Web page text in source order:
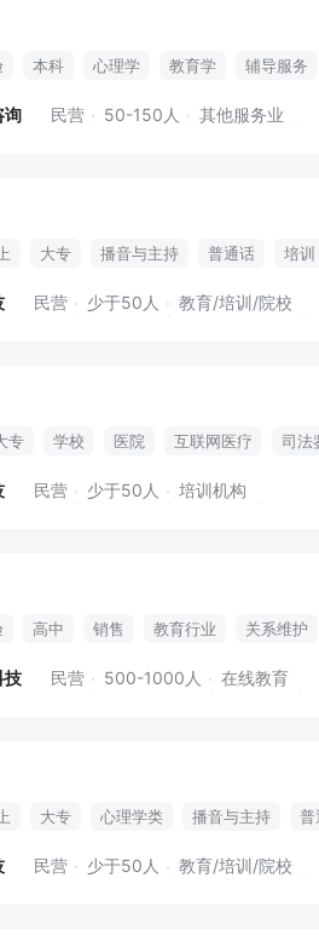
本科 心理学 教育学
辅导服务
询 民营 50-150人 其他服务业
大专 播音与主持 普通话
培训
民营 少于50人 教育/培训/院校
专 学校 医院 互联网医疗
司法
民营 少于50人 培训机构
高中 销售 教育行业
关系维护
技 民营 500-1000人 在线教育
大专 心理学类 播音与主持
普
民营 少于50人 教育/培训/院校